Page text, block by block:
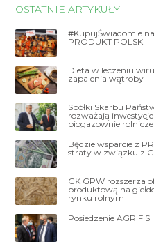
OSTATNIE ARTYKUŁY
#KupujŚwiadomie
PRODUKT POLSKI
Dieta w leczeniu
zapalenia wątroby
Spółki Skarbu
rozważają
biogazownie rolnicze
Będzie wsparcie z
straty w związku z
GK GPW rozszerza
produktową na
rynku rolnym
Posiedzenie